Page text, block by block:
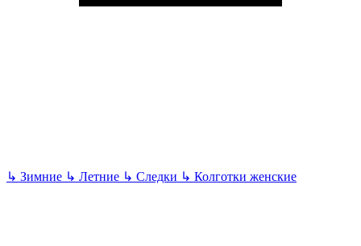
↳ Зимние ↳ Летние ↳ Следки ↳ Колготки женские